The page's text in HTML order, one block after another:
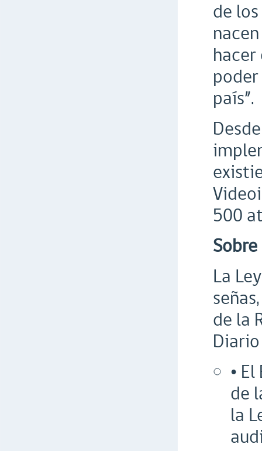
de
país”.
500
La
de la
•
de
la